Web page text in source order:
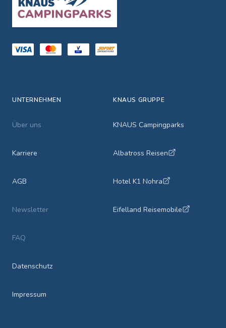
UNTERNEHMEN
Über uns
Karriere
AGB
Newsletter
FAQ
Datenschutz
Impressum
KNAUS GRUPPE
KNAUS Campingparks
Albatross Reisen
Hotel K1 Nohra
Eifelland Reisemobile